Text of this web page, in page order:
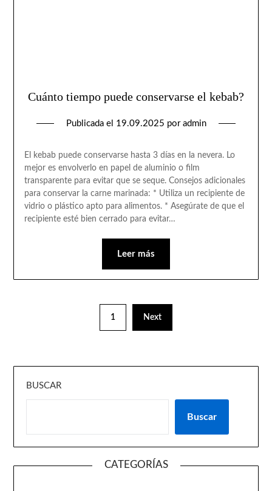
Cuánto tiempo puede conservarse el kebab?
Publicada el 19.09.2025 por admin
El kebab puede conservarse hasta 3 días en la nevera. Lo
mejor es envolverlo en papel de aluminio o film
transparente para evitar que se seque. Consejos adicionales
para conservar la carne marinada: * Utiliza un recipiente de
vidrio o plástico apto para alimentos. * Asegúrate de que el
recipiente esté bien cerrado para evitar…
Leer más
1 Next
BUSCAR
Buscar
CATEGORÍAS